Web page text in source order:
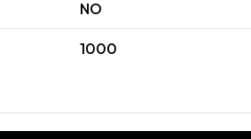
NO
1000